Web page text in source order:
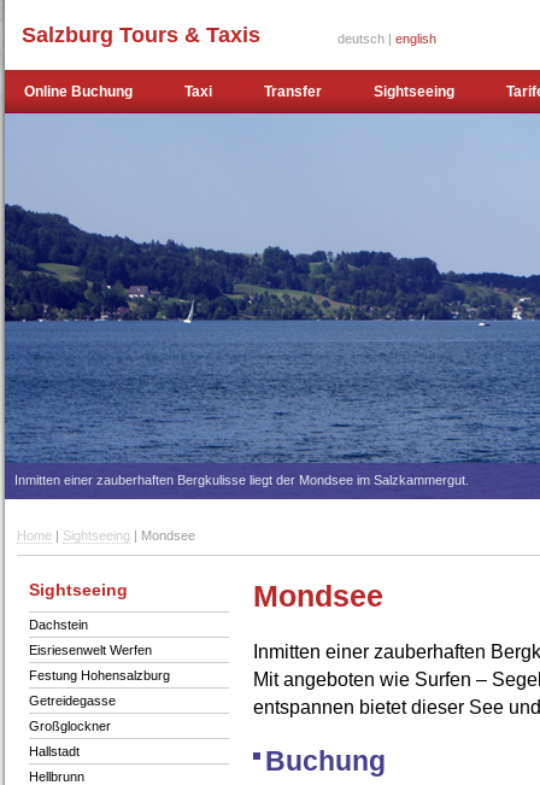
Salzburg Tours & Taxis deutsch | english
Online Buchung Taxi Transfer Sightseeing
Inmitten einer zauberhaften Bergkulisse liegt der Mondsee im Salzkammergut.
Home | Sightseeing | Mondsee
Sightseeing
Dachstein
Eisriesenwelt Werfen
Festung Hohensalzburg
Getreidegasse
Großglockner
Hallstadt
Hellbrunn
Mondsee
Inmitten einer zauberhaften
Mit angeboten wie Surfen –
entspannen bietet dieser See
Buchung